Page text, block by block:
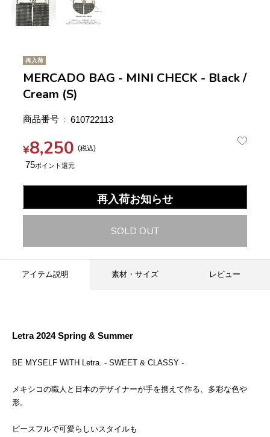
再入荷
MERCADO BAG - MINI CHECK - Black /
Cream (S)
商品番号 610722113
¥8,250 税込
75
再入荷お知らせ
SOLD OUT
アイテム説明 素材・サイズ レビュー
Letra 2024 Spring & Summer
BE MYSELF WITH Letra. - SWEET & CLASSY -
メキシコの職人と日本のデザイナーが手を携えて作る、多彩な色や
形。
ピースフルで可愛らしいスタイルも